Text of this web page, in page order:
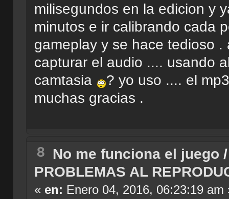
milisegundos en la edicion y
minutos e ir calibrando cada
gameplay y se hace tedioso
capturar el audio .... usando
camtasia
? yo uso .... el
muchas gracias .
8 No me funciona el juego
PROBLEMAS AL
« en: Enero 04, 2016, 06:23:19 am